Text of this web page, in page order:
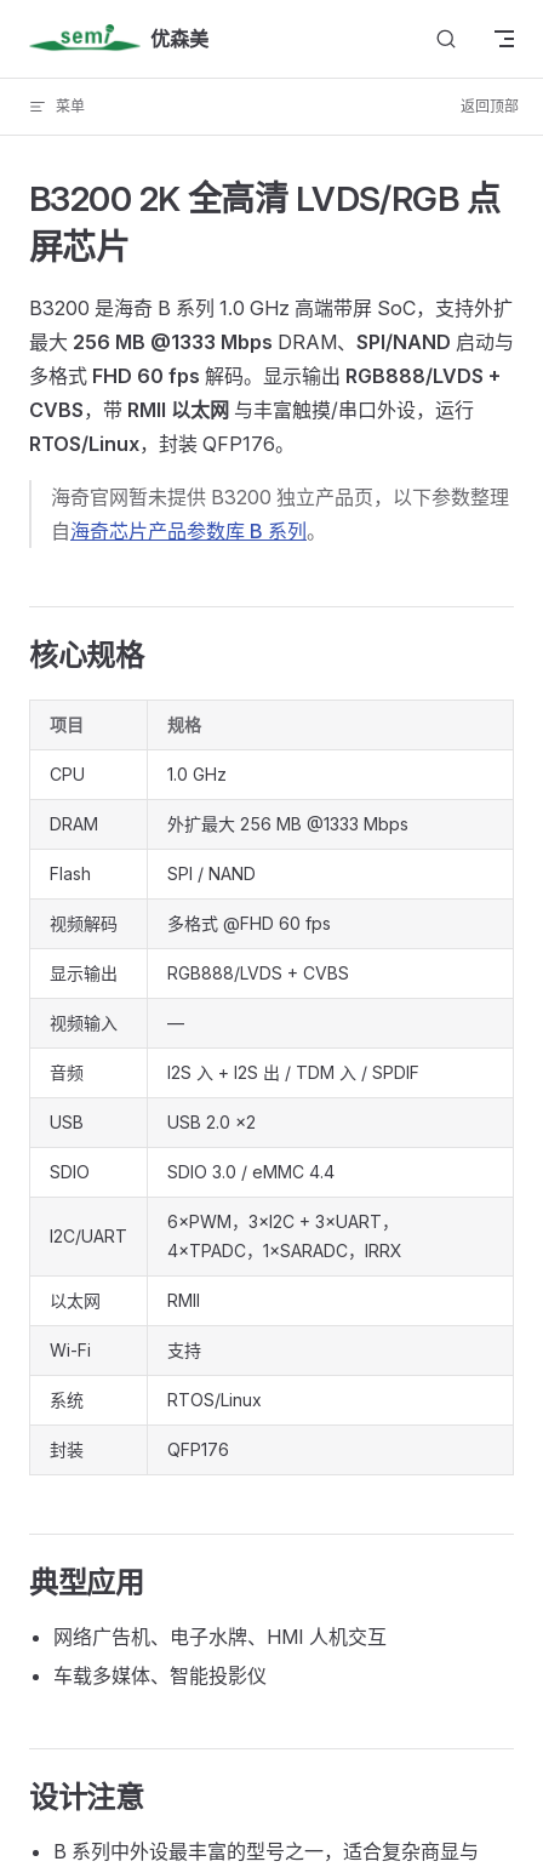
Skip to content 优森美
菜单 返回顶部
B3200 2K 全高清 LVDS/RGB 点
屏芯片
B3200 是海奇 B 系列 1.0 GHz 高端带屏 SoC，支持外扩
最大 256 MB @1333 Mbps DRAM、 SPI/NAND 启动与
多格式 FHD 60 fps 解码。显示输出 RGB888/LVDS +
CVBS，带 RMII 以太网 与丰富触摸/串口外设，运行
RTOS/Linux，封装 QFP176。
海奇官网暂未提供 B3200 独立产品页，以下参数整理
自海奇芯片产品参数库 B 系列 。
核心规格
项目 规格
CPU 1.0 GHz
DRAM 外扩最大 256 MB @1333 Mbps
Flash SPI / NAND
视频解码 多格式 @FHD 60 fps
显示输出 RGB888/LVDS + CVBS
视频输入 —
音频 I2S 入 + I2S 出 / TDM 入 / SPDIF
USB USB 2.0 ×2
SDIO SDIO 3.0 / eMMC 4.4
I2C/UART
6×PWM，3×I2C + 3×UART，
4×TPADC，1×SARADC，IRRX
以太网 RMII
Wi-Fi 支持
系统 RTOS/Linux
封装 QFP176
典型应用
网络广告机、电子水牌、HMI 人机交互
车载多媒体、智能投影仪
设计注意
B 系列中外设最丰富的型号之一，适合复杂商显与